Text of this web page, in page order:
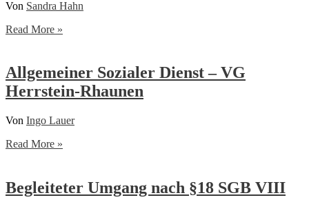
Von Sandra Hahn
Allgemeiner
–
Stadtgebiet
Idar-
Oberstein
Read More »
Allgemeiner Sozialer Dienst – VG
Herrstein-Rhaunen
Von Ingo Lauer
Allgemeiner
–
VG
Read More »
Begleiteter Umgang nach §18 SGB VIII